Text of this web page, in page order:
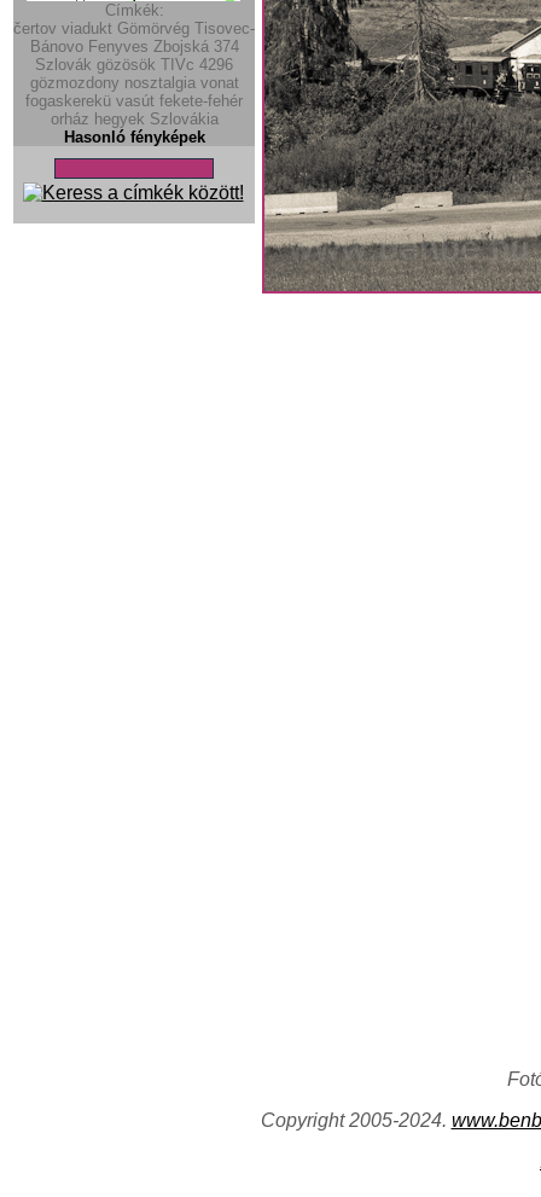
Címkék:
čertov viadukt Gömörvég Tisovec-
Bánovo Fenyves Zbojská 374
Szlovák gözösök TIVc 4296
gözmozdony nosztalgia vonat
fogaskerekü vasút fekete-fehér
orház hegyek Szlovákia
Hasonló fényképek
Copyright 2005-2024.